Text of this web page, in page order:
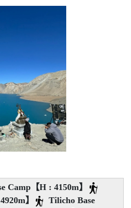
【H : 4150m】
】
Tilicho Base